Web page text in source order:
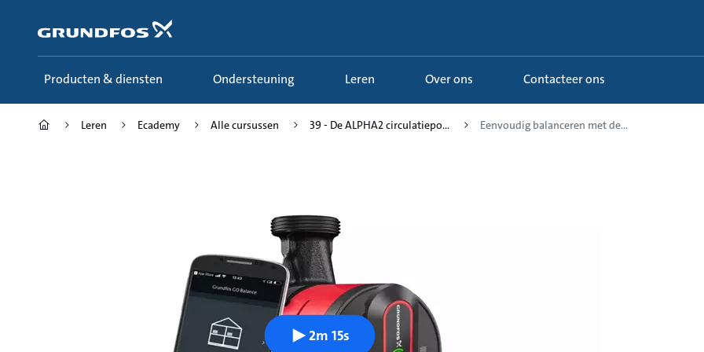
hoofdinhoud
Producten & diensten Ondersteuning Leren Over ons Contacteer ons
Leren Ecademy Alle cursussen 39 - De ALPHA2 circulatiepo... Eenvoudig balanceren met de...
2m 15s